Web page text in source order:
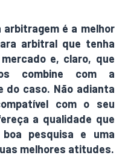
é a melhor
arbitral que tenha
e, claro, que
combine com a
do caso. Não adianta
com o seu
a qualidade que
pesquisa e uma
melhores atitudes.